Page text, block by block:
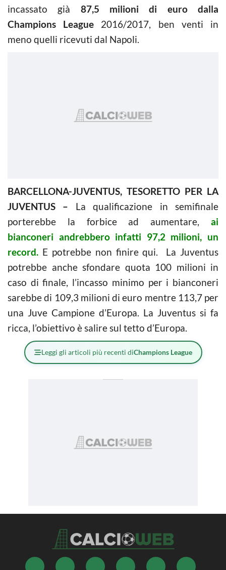
incassato già 87,5 milioni di euro dalla
Champions League 2016/2017, ben venti in
meno quelli ricevuti dal Napoli.
BARCELLONA-JUVENTUS, TESORETTO PER LA
JUVENTUS – La qualificazione in semifinale
porterebbe la forbice ad aumentare, ai
bianconeri andrebbero infatti 97,2 milioni, un
record. E potrebbe non finire qui. La Juventus
potrebbe anche sfondare quota 100 milioni in
caso di finale, l’incasso minimo per i bianconeri
sarebbe di 109,3 milioni di euro mentre 113,7 per
una Juve Campione d’Europa. La Juventus si fa
ricca, l’obiettivo è salire sul tetto d’Europa.
Leggi gli articoli più recenti diChampions League